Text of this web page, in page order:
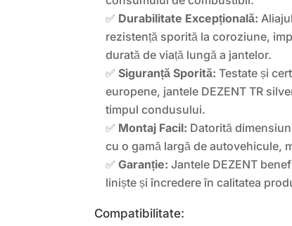
✅ Durabilitate Excepțională:
rezistență sporită la coroziune,
durată de viață lungă a jantelor.
✅Siguranță Sporită: Testate și
europene, jantele DEZENT TR
timpul condusului.
✅ Montaj Facil: Datorită
cu o gamă largă de autovehicule,
✅Garanție: Jantele DEZENT
liniște și încredere în calitatea
Compatibilitate: